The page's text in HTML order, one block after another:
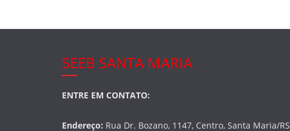
SEEB SANTA MARIA
ENTRE EM CONTATO:
Endereço: Rua Dr. Bozano, 1147, Centro, Santa Maria/RS